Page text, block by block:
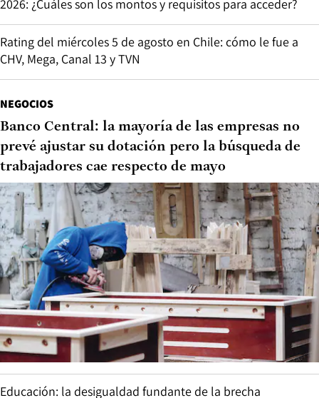
2026: ¿Cuáles son los montos y requisitos para acceder?
Rating del miércoles 5 de agosto en Chile: cómo le fue a
CHV, Mega, Canal 13 y TVN
NEGOCIOS
Banco Central: la mayoría de las empresas no
prevé ajustar su dotación pero la búsqueda de
trabajadores cae respecto de mayo
Educación: la desigualdad fundante de la brecha